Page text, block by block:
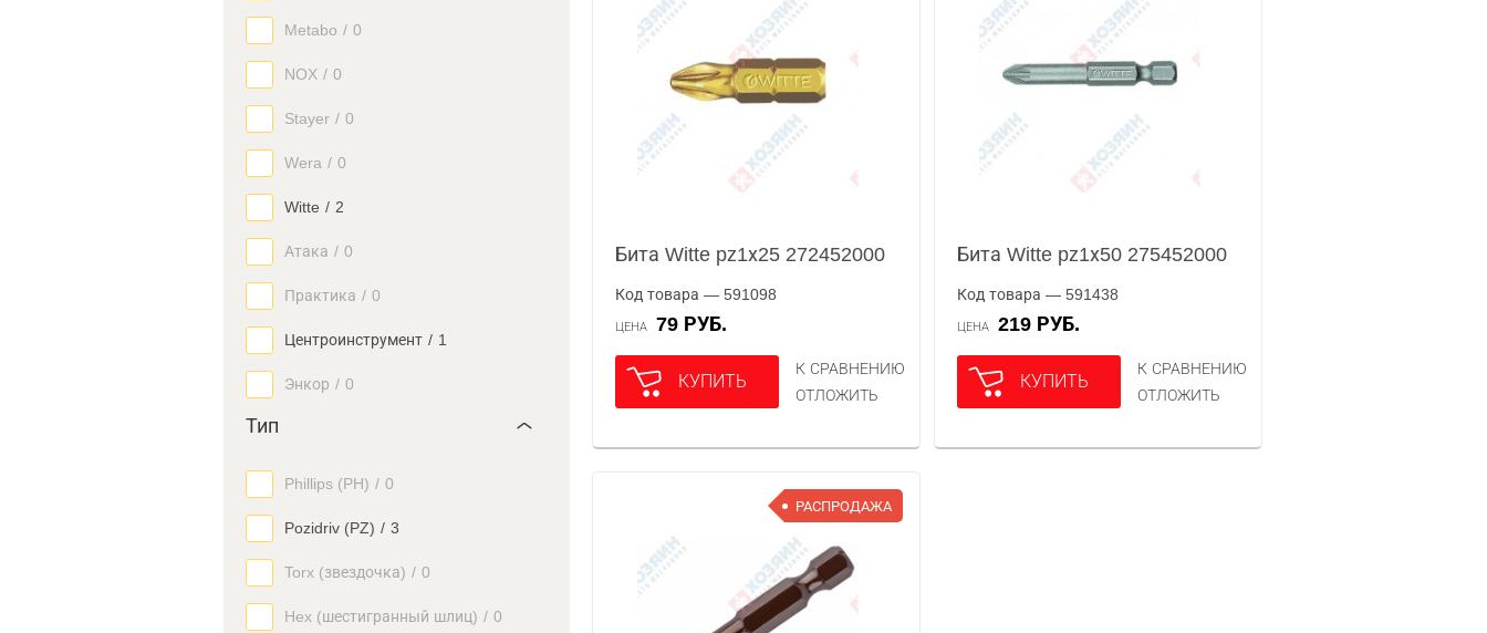
Metabo / 0
NOX / 0
Stayer / 0
Wera / 0
Witte / 2
Атака / 0
Практика / 0
Центроинструмент / 1
Энкор / 0
Тип
Phillips (PH) / 0
Pozidriv (PZ) / 3
Torx (звездочка) / 0
Hex (шестигранный шлиц) / 0
Бита Witte pz1х25 272452000
Код товара — 591098
ЦЕНА 79 РУБ.
КУПИТЬ
К СРАВНЕНИЮ
ОТЛОЖИТЬ
Бита Witte pz1х50 275452000
Код товара — 591438
ЦЕНА 219 РУБ.
КУПИТЬ
К СРАВНЕНИЮ
ОТЛОЖИТЬ
РАСПРОДАЖА